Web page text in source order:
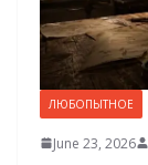
ЛЮБОПЫТНОЕ
June 23, 2026